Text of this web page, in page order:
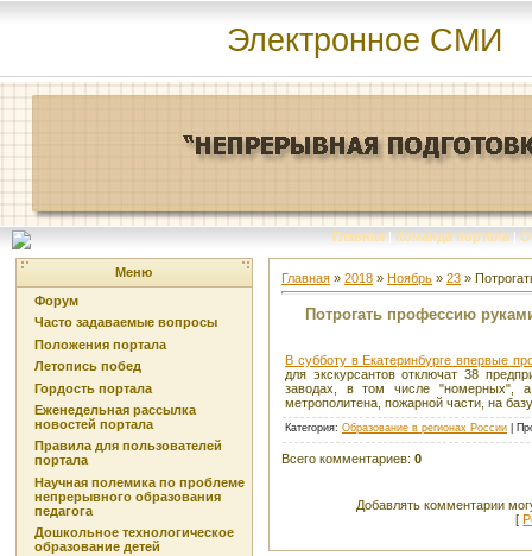
Электронное СМИ
Главная | Команда портала | О
Меню
Форум
Часто задаваемые вопросы
Положения портала
Летопись побед
Гордость портала
Еженедельная рассылка
новостей портала
Правила для пользователей
портала
Научная полемика по проблеме
непрерывного образования
педагога
Дошкольное технологическое
образование детей
Главная » 2018 » Ноябрь » 23 »
Потрогать профессию
В субботу в Екатеринбурге впервые
для экскурсантов отключат 38
заводах, в том числе "номерных",
метрополитена, пожарной части, на
Категория: Образование в регионах России
Всего комментариев: 0
Добавлять комментарии
[